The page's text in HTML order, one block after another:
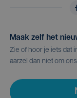
Maak zelf het
Zie of hoor je iets dat
aarzel dan niet om